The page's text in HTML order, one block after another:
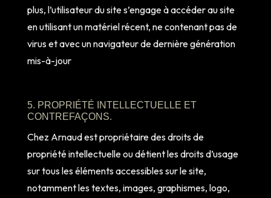
plus, l’utilisateur du site s’engage à accéder au site
en utilisant un matériel récent, ne contenant pas de
virus et avec un navigateur de dernière génération
mis-à-jour
5. PROPRIÉTÉ INTELLECTUELLE ET
CONTREFAÇONS.
Chez Arnaud est propriétaire des droits de
propriété intellectuelle ou détient les droits d’usage
sur tous les éléments accessibles sur le site,
notamment les textes, images, graphismes, logo,